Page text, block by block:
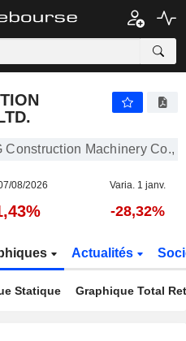
Machinery Co.,
08/2026 Varia. 1 janv.
-28,32%
Actualités
Statique Graphique Total